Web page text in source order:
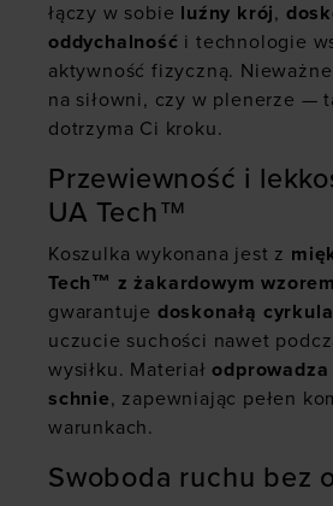
łączy w sobie luźny krój,
oddychalność i technologie
aktywność fizyczną.
na siłowni, czy w plenerze —
dotrzyma Ci kroku.
Przewiewność i
UA Tech™
Koszulka wykonana jest z
Tech™ z żakardowym wzorem
gwarantuje doskonałą
uczucie suchości nawet
wysiłku. Materiał
schnie, zapewniając pełen
warunkach.
Swoboda ruchu bez